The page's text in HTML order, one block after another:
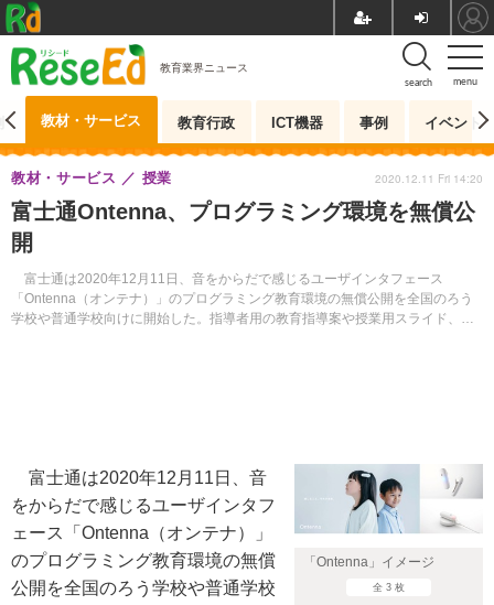
menu
search
教育業界ニュース
教材・サービス 教育行政 ICT機器 事例 イベント
富士通Ontenna、プログラミング環境を無償公
開
富士通は2020年12月11日、音をからだで感じるユーザインタフェース
「Ontenna（オンテナ）」のプログラミング教育環境の無償公開を全国のろう
学校や普通学校向けに開始した。指導者用の教育指導案や授業用スライド、ワ
教材・サービス 授業 2020.12.11 Fri 14:20
「Ontenna」イメージ
全 3 枚
富士通は2020年12月11日、音
をからだで感じるユーザインタフ
ェース「Ontenna（オンテナ）」
のプログラミング教育環境の無償
公開を全国のろう学校や普通学校